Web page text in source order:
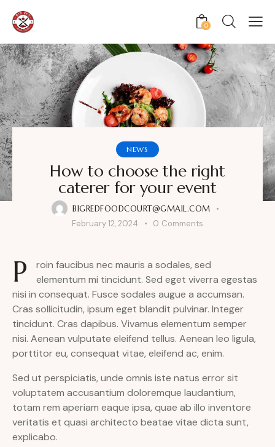
0
NEWS
How to choose the right
caterer for your event
BIGREDFOODCOURT@GMAIL.COM
February 12, 2024
0 Comments
P
roin faucibus nec mauris a sodales, sed
elementum mi tincidunt. Sed eget viverra egestas
nisi in consequat. Fusce sodales augue a accumsan.
Cras sollicitudin, ipsum eget blandit pulvinar. Integer
tincidunt. Cras dapibus. Vivamus elementum semper
nisi. Aenean vulputate eleifend tellus. Aenean leo ligula,
porttitor eu, consequat vitae, eleifend ac, enim.
Sed ut perspiciatis, unde omnis iste natus error sit
voluptatem accusantium doloremque laudantium,
totam rem aperiam eaque ipsa, quae ab illo inventore
veritatis et quasi architecto beatae vitae dicta sunt,
explicabo.